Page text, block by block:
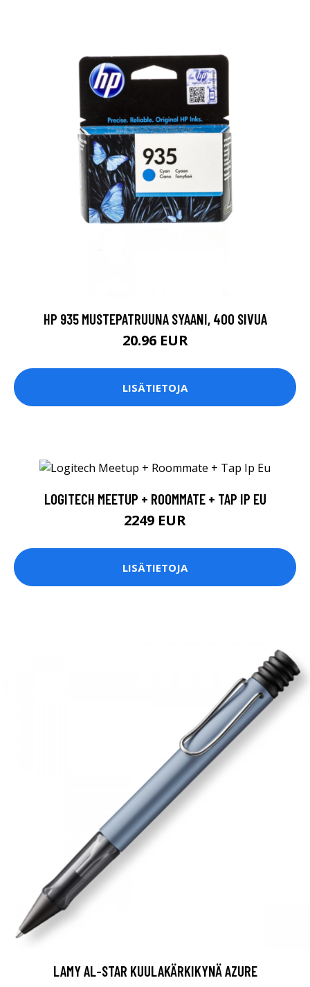
HP 935 MUSTEPATRUUNA SYAANI, 400 SIVUA
20.96 EUR
LISÄTIETOJA
LOGITECH MEETUP + ROOMMATE + TAP IP EU
2249 EUR
LISÄTIETOJA
LAMY AL-STAR KUULAKÄRKIKYNÄ AZURE